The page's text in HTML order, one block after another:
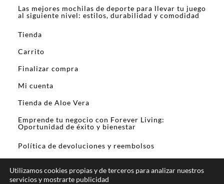
Las mejores mochilas de deporte para llevar tu juego
al siguiente nivel: estilos, durabilidad y comodidad
Tienda
Carrito
Finalizar compra
Mi cuenta
Tienda de Aloe Vera
Emprende tu negocio con Forever Living:
Oportunidad de éxito y bienestar
Política de devoluciones y reembolsos
Utilizamos cookies propias y de terceros para analizar nuestros
servicios y mostrarte publicidad